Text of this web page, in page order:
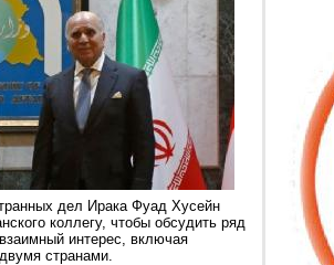
дел Ирака Фуад Хусейн
коллегу, чтобы обсудить ряд
интерес, включая
странами.